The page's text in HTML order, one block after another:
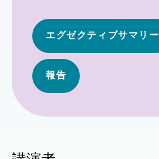
エグゼクティブサマリー
報告